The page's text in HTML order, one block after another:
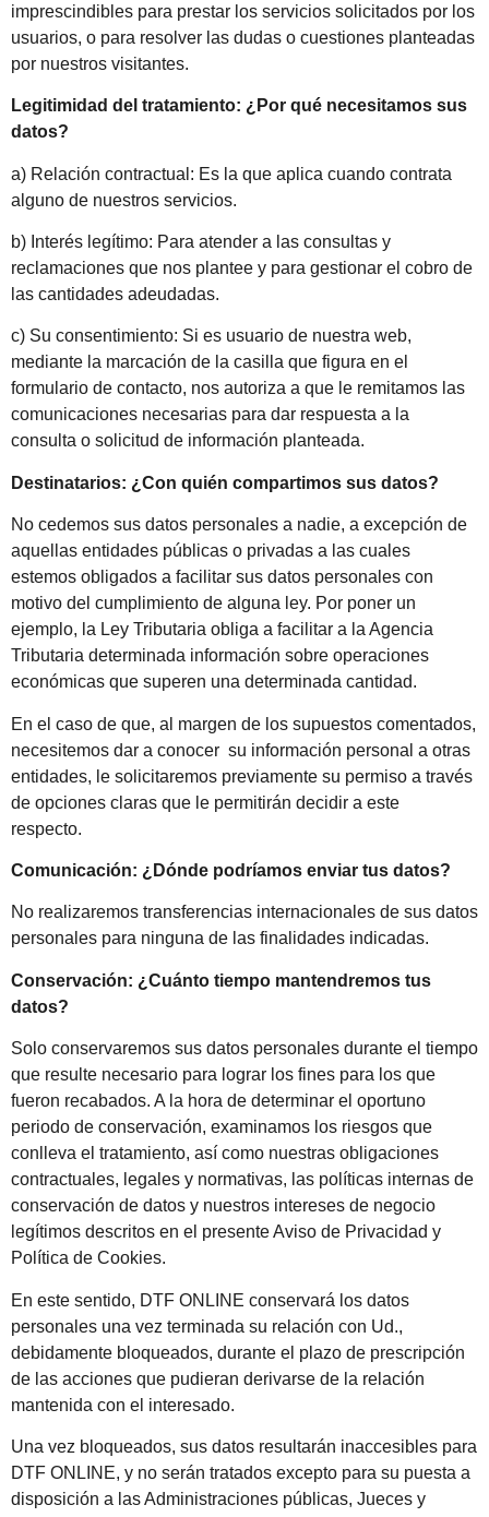
imprescindibles para prestar los servicios solicitados por los
usuarios, o para resolver las dudas o cuestiones planteadas
por nuestros visitantes.
Legitimidad del tratamiento: ¿Por qué necesitamos sus
datos?
a) Relación contractual: Es la que aplica cuando contrata
alguno de nuestros servicios.
b) Interés legítimo: Para atender a las consultas y
reclamaciones que nos plantee y para gestionar el cobro de
las cantidades adeudadas.
c) Su consentimiento: Si es usuario de nuestra web,
mediante la marcación de la casilla que figura en el
formulario de contacto, nos autoriza a que le remitamos las
comunicaciones necesarias para dar respuesta a la
consulta o solicitud de información planteada.
Destinatarios: ¿Con quién compartimos sus datos?
No cedemos sus datos personales a nadie, a excepción de
aquellas entidades públicas o privadas a las cuales
estemos obligados a facilitar sus datos personales con
motivo del cumplimiento de alguna ley. Por poner un
ejemplo, la Ley Tributaria obliga a facilitar a la Agencia
Tributaria determinada información sobre operaciones
económicas que superen una determinada cantidad.
En el caso de que, al margen de los supuestos comentados,
necesitemos dar a conocer su información personal a otras
entidades, le solicitaremos previamente su permiso a través
de opciones claras que le permitirán decidir a este
respecto.
Comunicación: ¿Dónde podríamos enviar tus datos?
No realizaremos transferencias internacionales de sus datos
personales para ninguna de las finalidades indicadas.
Conservación: ¿Cuánto tiempo mantendremos tus
datos?
Solo conservaremos sus datos personales durante el tiempo
que resulte necesario para lograr los fines para los que
fueron recabados. A la hora de determinar el oportuno
periodo de conservación, examinamos los riesgos que
conlleva el tratamiento, así como nuestras obligaciones
contractuales, legales y normativas, las políticas internas de
conservación de datos y nuestros intereses de negocio
legítimos descritos en el presente Aviso de Privacidad y
Política de Cookies.
En este sentido, DTF ONLINE conservará los datos
personales una vez terminada su relación con Ud.,
debidamente bloqueados, durante el plazo de prescripción
de las acciones que pudieran derivarse de la relación
mantenida con el interesado.
Una vez bloqueados, sus datos resultarán inaccesibles para
DTF ONLINE, y no serán tratados excepto para su puesta a
disposición a las Administraciones públicas, Jueces y